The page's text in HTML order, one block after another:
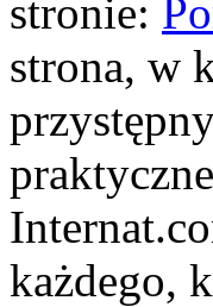
stronie:
strona, w
każdego,